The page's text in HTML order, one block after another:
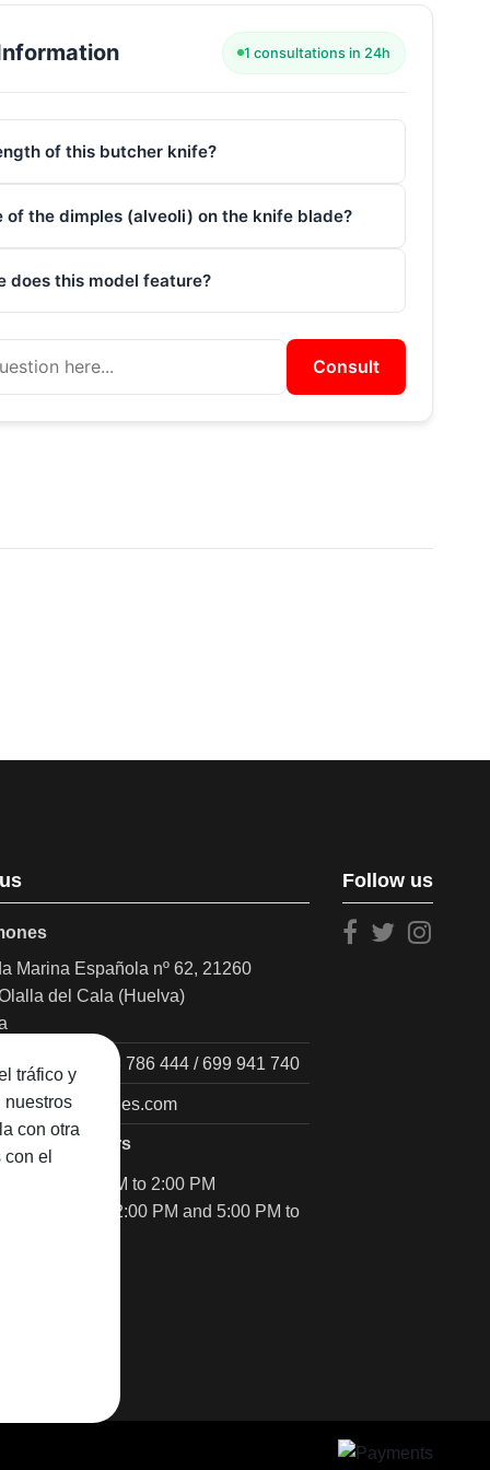
tráfico y
nuestros
con otra
el
1 consultations in 24h
of this butcher knife?
of the dimples (alveoli) on the knife blade?
does this model feature?
Consult
Marina Española nº 62, 21260
del Cala (Huelva)
190 320 / 638 786 444 / 699 941 740
support hours
9:00 AM to 2:00 PM
9:00 AM to 2:00 PM and 5:00 PM to
Follow us